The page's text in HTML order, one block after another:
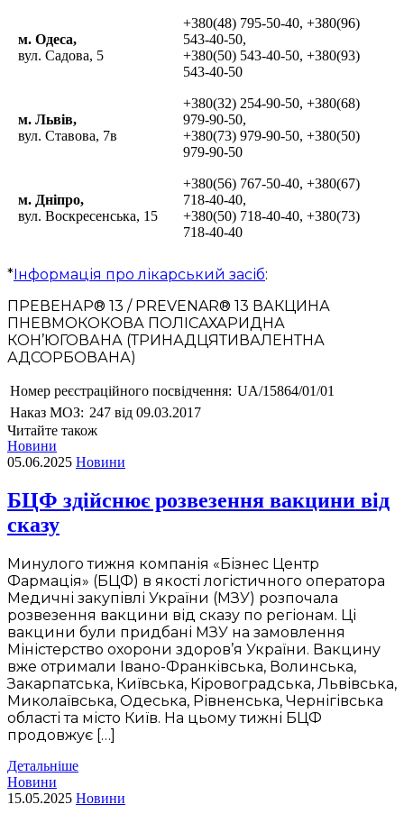
м. Одеса,
вул. Садова, 5
+380(48) 795-50-40, +380(96)
543-40-50,
+380(50) 543-40-50, +380(93)
543-40-50
м. Львів,
вул. Ставова, 7в
+380(32) 254-90-50, +380(68)
979-90-50,
+380(73) 979-90-50, +380(50)
979-90-50
м. Дніпро,
вул. Воскресенська, 15
+380(56) 767-50-40, +380(67)
718-40-40,
+380(50) 718-40-40, +380(73)
718-40-40
*Інформація про лікарський засіб:
ПРЕВЕНАР® 13 / PREVENAR® 13 ВАКЦИНА
ПНЕВМОКОКОВА ПОЛІСАХАРИДНА
КОН’ЮГОВАНА (ТРИНАДЦЯТИВАЛЕНТНА
АДСОРБОВАНА)
Номер реєстраційного посвідчення: UA/15864/01/01
Наказ МОЗ: 247 від 09.03.2017
Читайте також
Новини
05.06.2025 Новини
БЦФ здійснює розвезення вакцини від
сказу
Минулого тижня компанія «Бізнес Центр
Фармація» (БЦФ) в якості логістичного оператора
Медичні закупівлі України (МЗУ) розпочала
розвезення вакцини від сказу по регіонам. Ці
вакцини були придбані МЗУ на замовлення
Міністерство охорони здоров’я України. Вакцину
вже отримали Івано-Франківська, Волинська,
Закарпатська, Київська, Кіровоградська, Львівська,
Миколаївська, Одеська, Рівненська, Чернігівська
області та місто Київ. На цьому тижні БЦФ
продовжує […]
Детальніше
Новини
15.05.2025 Новини